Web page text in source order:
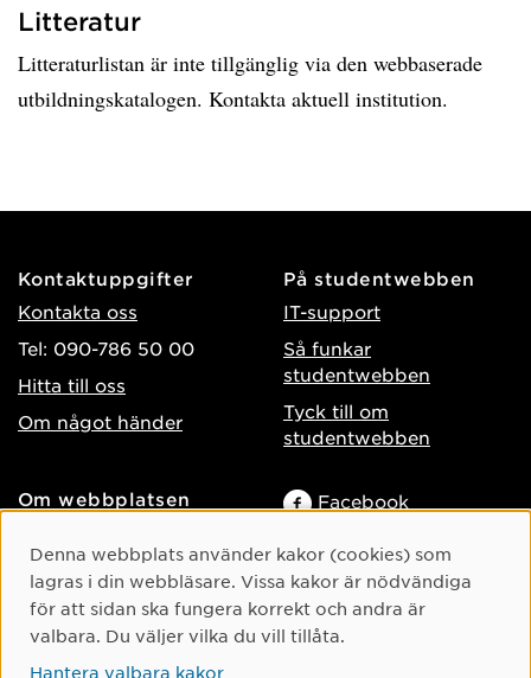
Litteratur
Litteraturlistan är inte tillgänglig via den webbaserade
utbildningskatalogen. Kontakta aktuell institution.
Kontaktuppgifter
Kontakta oss
Tel: 090-786 50 00
Hitta till oss
Om något händer
På studentwebben
IT-support
Så funkar
studentwebben
Tyck till om
studentwebben
Om webbplatsen
Behandling av
personuppgifter
Hantera kakor
Facebook
TikTok
Youtube
Cookie-samtycke
Denna webbplats använder kakor (cookies) som
lagras i din webbläsare. Vissa kakor är nödvändiga
för att sidan ska fungera korrekt och andra är
valbara. Du väljer vilka du vill tillåta.
Hantera valbara kakor